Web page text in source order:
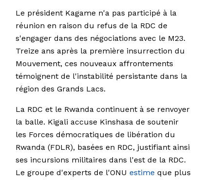
Le président Kagame n'a pas participé à la
réunion en raison du refus de la RDC de
s'engager dans des négociations avec le M23.
Treize ans après la première insurrection du
Mouvement, ces nouveaux affrontements
témoignent de l'instabilité persistante dans la
région des Grands Lacs.
La RDC et le Rwanda continuent à se renvoyer
la balle. Kigali accuse Kinshasa de soutenir
les Forces démocratiques de libération du
Rwanda (FDLR), basées en RDC, justifiant ainsi
ses incursions militaires dans l'est de la RDC.
Le groupe d'experts de l'ONU estime que plus